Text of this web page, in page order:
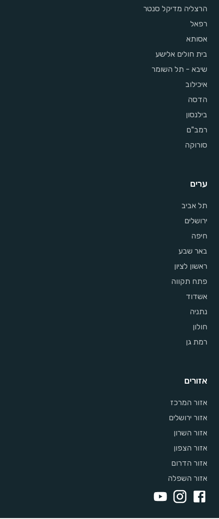
הרצליה מדיקל סנטר
רפאל
אסותא
בית חולים אלישע
שיבא - תל השומר
איכילוב
הדסה
בילנסון
רמב"ם
סורוקה
ערים
תל אביב
ירושלים
חיפה
באר שבע
ראשון לציון
פתח תקווה
אשדוד
נתניה
חולון
רמת גן
אזורים
אזור המרכז
אזור ירושלים
אזור השרון
אזור הצפון
אזור הדרום
אזור השפלה